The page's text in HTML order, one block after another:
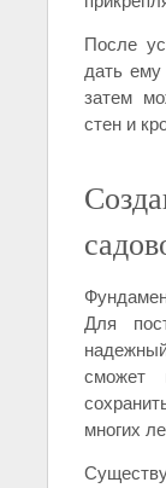
После
дать
затем
стен и
Для
сможет
многих